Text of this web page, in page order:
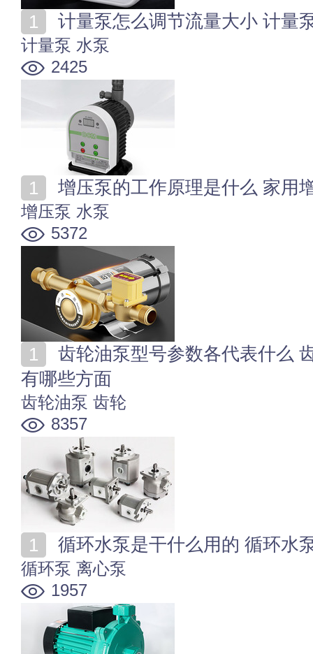
计量泵怎么调节流量大小 计量
计量泵 水泵
2425
增压泵的工作原理是什么 家用
增压泵 水泵
5372
有哪些方面
齿轮油泵 齿轮
8357
循环水泵是干什么用的 循环水
循环泵 离心泵
1957